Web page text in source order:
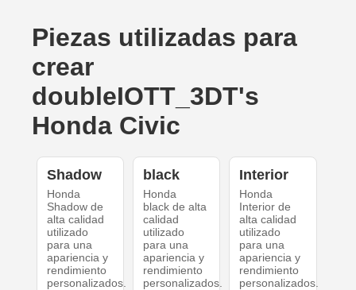
Piezas utilizadas para
crear
doubleIOTT_3DT's
Honda Civic
Shadow
Honda
Shadow de
alta calidad
utilizado
para una
apariencia y
rendimiento
personalizados.
black
Honda
black de alta
calidad
utilizado
para una
apariencia y
rendimiento
personalizados.
Interior
Honda
Interior de
alta calidad
utilizado
para una
apariencia y
rendimiento
personalizados.